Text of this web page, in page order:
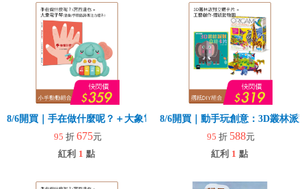
8/6開買｜手在做什麼呢？＋大象電子琴
95 折 675元
紅利 1 點
8/6開買｜動手玩創意：3D叢林派
95 折 588元
紅利 1 點